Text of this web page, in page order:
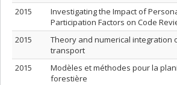
2015
Investigating the Impact of
Participation Factors on Code
2015
Theory and numerical integration
transport
2015
Modèles et méthodes pour la
forestière